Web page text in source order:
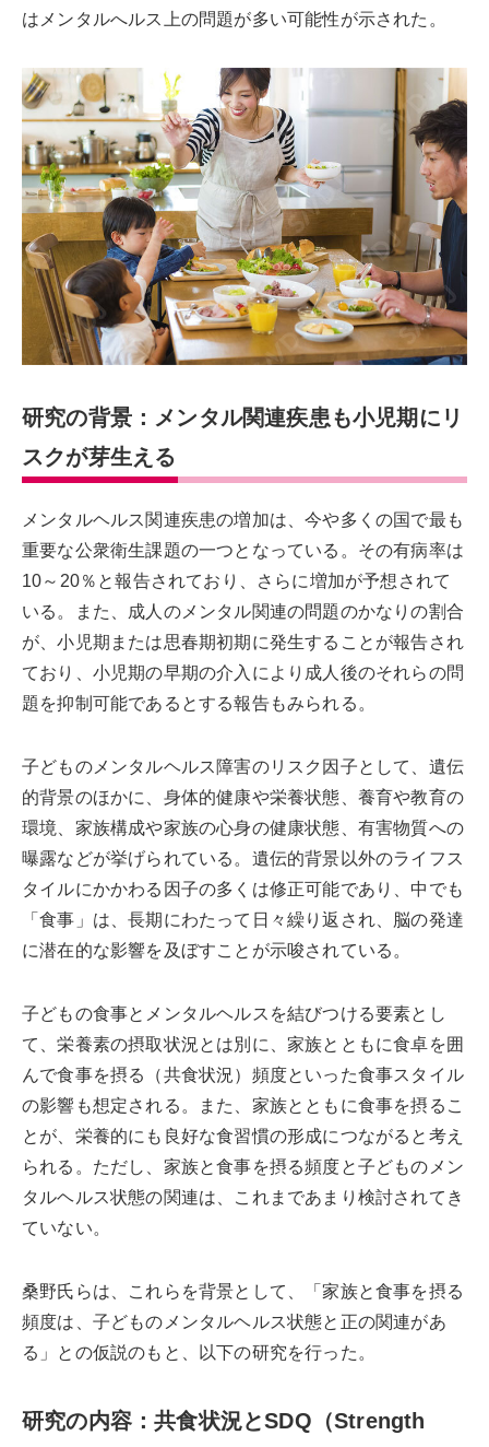
はメンタルへルス上の問題が多い可能性が示された。
研究の背景：メンタル関連疾患も小児期にリ
スクが芽生える
メンタルヘルス関連疾患の増加は、今や多くの国で最も
重要な公衆衛生課題の一つとなっている。その有病率は
10～20％と報告されており、さらに増加が予想されて
いる。また、成人のメンタル関連の問題のかなりの割合
が、小児期または思春期初期に発生することが報告され
ており、小児期の早期の介入により成人後のそれらの問
題を抑制可能であるとする報告もみられる。
子どものメンタルヘルス障害のリスク因子として、遺伝
的背景のほかに、身体的健康や栄養状態、養育や教育の
環境、家族構成や家族の心身の健康状態、有害物質への
曝露などが挙げられている。遺伝的背景以外のライフス
タイルにかかわる因子の多くは修正可能であり、中でも
「食事」は、長期にわたって日々繰り返され、脳の発達
に潜在的な影響を及ぼすことが示唆されている。
子どもの食事とメンタルヘルスを結びつける要素とし
て、栄養素の摂取状況とは別に、家族とともに食卓を囲
んで食事を摂る（共食状況）頻度といった食事スタイル
の影響も想定される。また、家族とともに食事を摂るこ
とが、栄養的にも良好な食習慣の形成につながると考え
られる。ただし、家族と食事を摂る頻度と子どものメン
タルヘルス状態の関連は、これまであまり検討されてき
ていない。
桑野氏らは、これらを背景として、「家族と食事を摂る
頻度は、子どものメンタルヘルス状態と正の関連があ
る」との仮説のもと、以下の研究を行った。
研究の内容：共食状況とSDQ（Strength